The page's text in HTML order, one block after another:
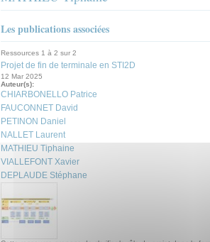
Les publications associées
Ressources 1 à 2 sur 2
Projet de fin de terminale en STI2D
12 Mar 2025
Auteur(s):
CHIARBONELLO Patrice
FAUCONNET David
PETINON Daniel
NALLET Laurent
MATHIEU Tiphaine
VIALLEFONT Xavier
DEPLAUDE Stéphane